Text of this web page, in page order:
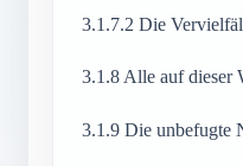
3.1.7.2 Die
3.1.8Alle auf dieser
3.1.9 Die unbefugte